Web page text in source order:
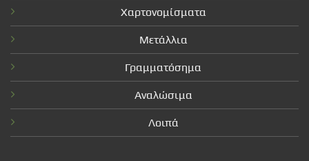
Χαρτονομίσματα
Μετάλλια
Γραμματόσημα
Αναλώσιμα
Λοιπά